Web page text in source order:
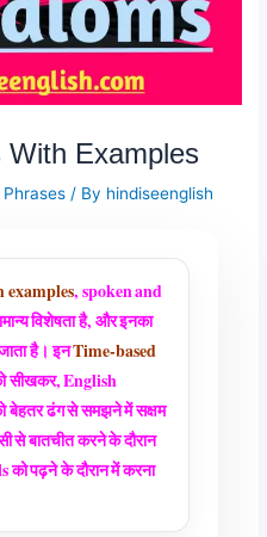
With Examples
/ By hindiseenglish
examples, spoken and
विशेषता है, और इनका
जाता है। इनTime-based
सीखकर, English
बेहतर ढंग से समझने में सक्षम
से बातचीत करने के दौरान
पढ़ने के दौरान में करना